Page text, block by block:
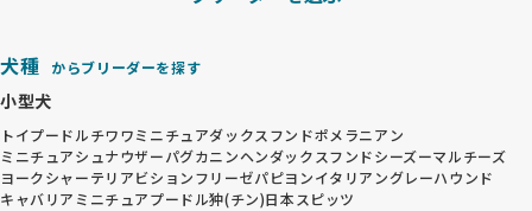
犬種 からブリーダーを探す
小型犬
トイプードルチワワミニチュアダックスフンドポメラニアン
ミニチュアシュナウザーパグカニンヘンダックスフンドシーズーマルチーズ
ヨークシャーテリアビションフリーゼパピヨンイタリアングレーハウンド
キャバリア ミニチュアプードル狆(チン)日本スピッツ